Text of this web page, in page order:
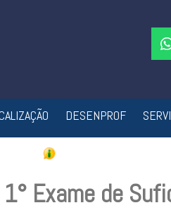
DESENPROF
Exame de